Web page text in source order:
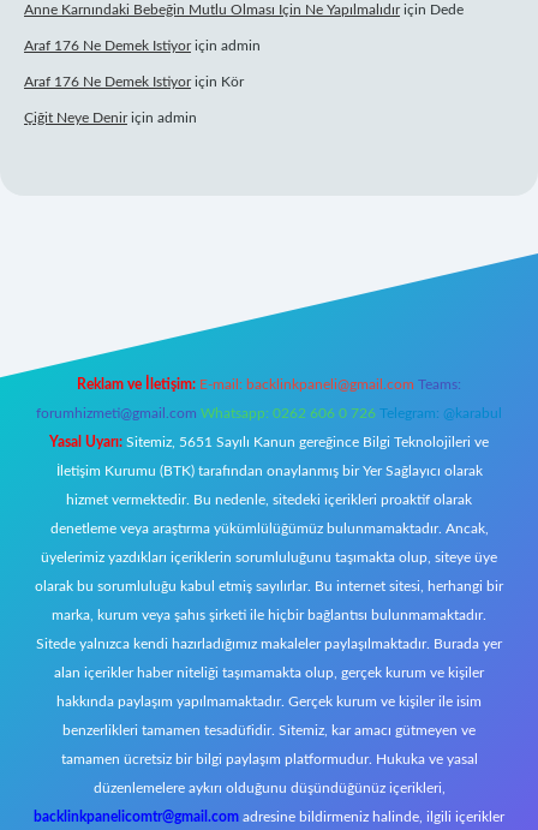
Anne Karnındaki Bebeğin Mutlu Olması Için Ne Yapılmalıdıriçin Dede
Araf 176 Ne Demek Istiyoriçin admin
Araf 176 Ne Demek Istiyoriçin Kör
Çiğit Neye Deniriçin admin
Reklam ve İletişim: E-mail: backlinkpaneli@gmail.com Teams:
forumhizmeti@gmail.com Whatsapp: 0262 606 0 726 Telegram: @karabul
Yasal Uyarı: Sitemiz, 5651 Sayılı Kanun gereğince Bilgi Teknolojileri ve
İletişim Kurumu (BTK) tarafından onaylanmış bir Yer Sağlayıcı olarak
hizmet vermektedir. Bu nedenle, sitedeki içerikleri proaktif olarak
denetleme veya araştırma yükümlülüğümüz bulunmamaktadır. Ancak,
üyelerimiz yazdıkları içeriklerin sorumluluğunu taşımakta olup, siteye üye
olarak bu sorumluluğu kabul etmiş sayılırlar. Bu internet sitesi, herhangi bir
marka, kurum veya şahıs şirketi ile hiçbir bağlantısı bulunmamaktadır.
Sitede yalnızca kendi hazırladığımız makaleler paylaşılmaktadır. Burada yer
alan içerikler haber niteliği taşımamakta olup, gerçek kurum ve kişiler
hakkında paylaşım yapılmamaktadır. Gerçek kurum ve kişiler ile isim
benzerlikleri tamamen tesadüfidir. Sitemiz, kar amacı gütmeyen ve
tamamen ücretsiz bir bilgi paylaşım platformudur. Hukuka ve yasal
düzenlemelere aykırı olduğunu düşündüğünüz içerikleri,
backlinkpanelicomtr@gmail.com adresine bildirmeniz halinde, ilgili içerikler